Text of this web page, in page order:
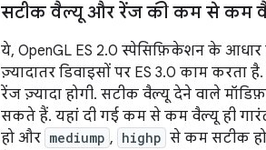
सटीक वैल्यू और रेंज की कम से कम
ये, OpenGL ES 2.0 स्पेसिफ़िकेशन के
ज़्यादातर डिवाइसों पर ES 3.0 काम करता
रेंज ज़्यादा होगी. सटीक वैल्यू देने वाले
सकते हैं. यहां दी गई कम से कम वैल्यू ही
हो और mediump , highp से कम सटीक